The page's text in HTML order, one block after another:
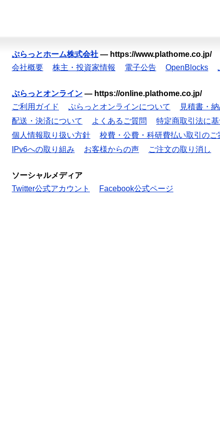
ぷらっとホーム株式会社 — https://www.plathome.co.jp/
会社概要
株主・投資家情報 電子公告 OpenBlocks
ぷらっとオンライン — https://online.plathome.co.jp/
ご利用ガイド
ぷらっとオンラインについて
見積書・
配送・決済について
よくあるご質問
特定商取引法に
個人情報取り扱い方針
校費・公費・科研費払い取引のご
IPv6への取り組み
お客様からの声 ご注文の取り消し
ソーシャルメディア
Twitter公式アカウント
Facebook公式ページ